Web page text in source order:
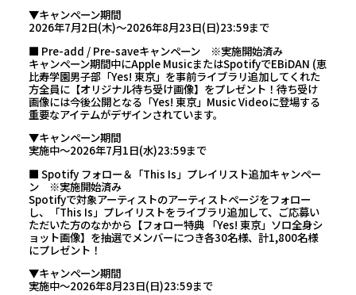
▼キャンペーン期間
2026年7月2日(木)～2026年8月23日(日)23:59まで
■ Pre-add / Pre-saveキャンペーン ※実施開始済み
キャンペーン期間中にApple MusicまたはSpotifyでEBiDAN (恵
比寿学園男子部「Yes! 東京」を事前ライブラリ追加してくれた
方全員に【オリジナル待ち受け画像】をプレゼント！待ち受け
画像には今後公開となる「Yes! 東京」Music Videoに登場する
重要なアイテムがデザインされています。
▼キャンペーン期間
実施中～2026年7月1日(水)23:59まで
■ Spotify フォロー＆「This Is」プレイリスト追加キャンペー
ン ※実施開始済み
Spotifyで対象アーティストのアーティストページをフォロー
し、「This Is」プレイリストをライブラリ追加して、ご応募い
ただいた方のなかから【フォロー特典 「Yes! 東京」ソロ全身シ
ョット画像】を抽選でメンバーにつき各30名様、計1,800名様
にプレゼント！
▼キャンペーン期間
実施中～2026年8月23日(日)23:59まで